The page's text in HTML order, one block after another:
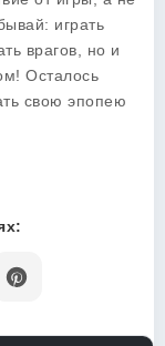
играть
врагов, но и
Осталось
свою эпопею